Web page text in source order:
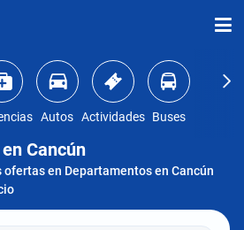
Autos Actividades Buses
Cancún
en Departamentos en Cancún